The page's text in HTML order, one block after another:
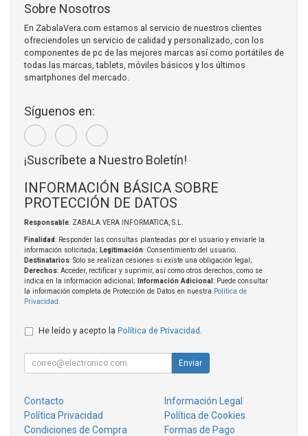
Sobre Nosotros
En ZabalaVera.com estamos al servicio de nuestros clientes
ofreciendoles un servicio de calidad y personalizado, con los
componentes de pc de las mejores marcas así como portátiles de
todas las marcas, tablets, móviles básicos y los últimos
smartphones del mercado.
Síguenos en:
¡Suscríbete a Nuestro Boletín!
INFORMACIÓN BÁSICA SOBRE
PROTECCIÓN DE DATOS
Responsable: ZABALA VERA INFORMATICA, S.L.
Finalidad: Responder las consultas planteadas por el usuario y enviarle la
información solicitada; Legitimación: Consentimiento del usuario;
Destinatarios: Solo se realizan cesiones si existe una obligación legal;
Derechos: Acceder, rectificar y suprimir, así como otros derechos, como se
indica en la información adicional;
Información Adicional : Puede consultar
la información completa de Protección de Datos en nuestra Política de
Privacidad
He leído y acepto la Política de Privacidad
Enviar
Contacto
Información Legal
Política Privacidad
Política de Cookies
Condiciones de Compra
Formas de Pago